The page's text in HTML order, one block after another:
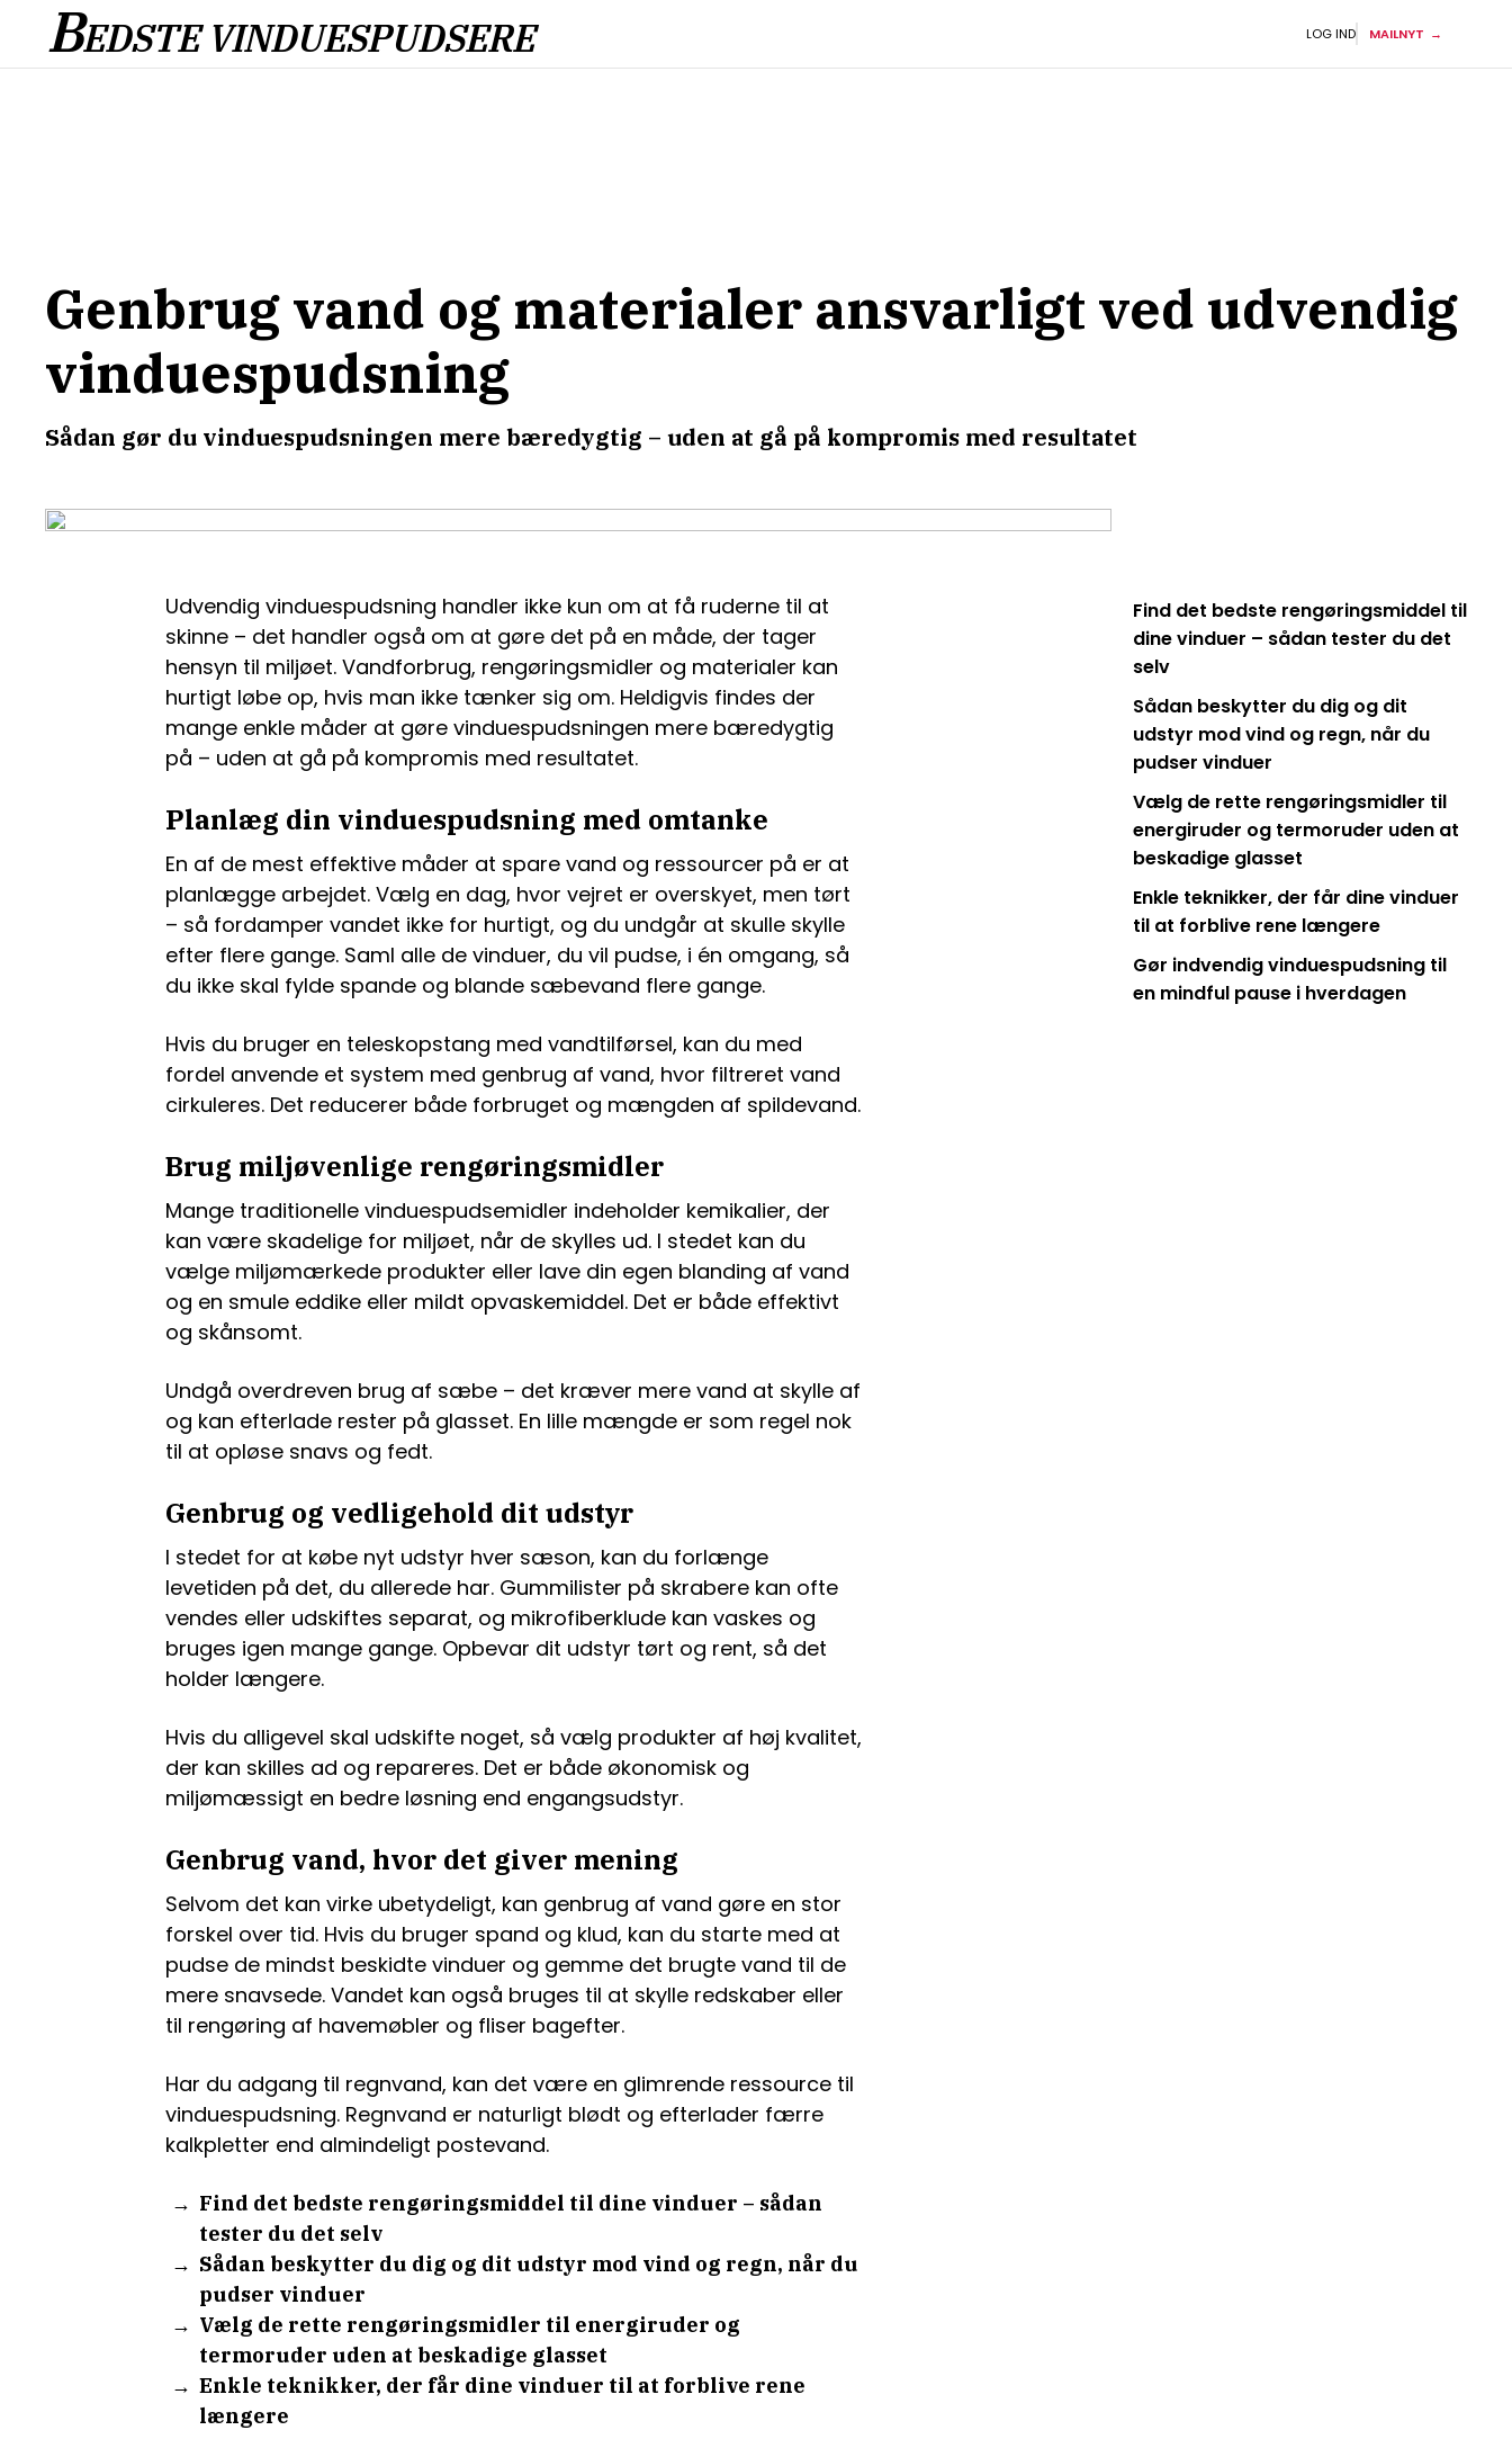
BEDSTE VINDUESPUDSERE LOG IND MAILNYT
Genbrug vand og materialer ansvarligt ved udvendig
vinduespudsning
Sådan gør du vinduespudsningen mere bæredygtig – uden at gå på kompromis med resultatet
Udvendig vinduespudsning handler ikke kun om at få ruderne til at
skinne – det handler også om at gøre det på en måde, der tager
hensyn til miljøet. Vandforbrug, rengøringsmidler og materialer kan
hurtigt løbe op, hvis man ikke tænker sig om. Heldigvis findes der
mange enkle måder at gøre vinduespudsningen mere bæredygtig
på – uden at gå på kompromis med resultatet.
Planlæg din vinduespudsning med omtanke
En af de mest effektive måder at spare vand og ressourcer på er at
planlægge arbejdet. Vælg en dag, hvor vejret er overskyet, men tørt
– så fordamper vandet ikke for hurtigt, og du undgår at skulle skylle
efter flere gange. Saml alle de vinduer, du vil pudse, i én omgang, så
du ikke skal fylde spande og blande sæbevand flere gange.
Hvis du bruger en teleskopstang med vandtilførsel, kan du med
fordel anvende et system med genbrug af vand, hvor filtreret vand
cirkuleres. Det reducerer både forbruget og mængden af spildevand.
Brug miljøvenlige rengøringsmidler
Mange traditionelle vinduespudsemidler indeholder kemikalier, der
kan være skadelige for miljøet, når de skylles ud. I stedet kan du
vælge miljømærkede produkter eller lave din egen blanding af vand
og en smule eddike eller mildt opvaskemiddel. Det er både effektivt
og skånsomt.
Undgå overdreven brug af sæbe – det kræver mere vand at skylle af
og kan efterlade rester på glasset. En lille mængde er som regel nok
til at opløse snavs og fedt.
Genbrug og vedligehold dit udstyr
I stedet for at købe nyt udstyr hver sæson, kan du forlænge
levetiden på det, du allerede har. Gummilister på skrabere kan ofte
vendes eller udskiftes separat, og mikrofiberklude kan vaskes og
bruges igen mange gange. Opbevar dit udstyr tørt og rent, så det
holder længere.
Hvis du alligevel skal udskifte noget, så vælg produkter af høj kvalitet,
der kan skilles ad og repareres. Det er både økonomisk og
miljømæssigt en bedre løsning end engangsudstyr.
Genbrug vand, hvor det giver mening
Selvom det kan virke ubetydeligt, kan genbrug af vand gøre en stor
forskel over tid. Hvis du bruger spand og klud, kan du starte med at
pudse de mindst beskidte vinduer og gemme det brugte vand til de
mere snavsede. Vandet kan også bruges til at skylle redskaber eller
til rengøring af havemøbler og fliser bagefter.
Har du adgang til regnvand, kan det være en glimrende ressource til
vinduespudsning. Regnvand er naturligt blødt og efterlader færre
kalkpletter end almindeligt postevand.
Find det bedste rengøringsmiddel til dine vinduer – sådan
tester du det selv
Sådan beskytter du dig og dit udstyr mod vind og regn, når du
pudser vinduer
Vælg de rette rengøringsmidler til energiruder og
termoruder uden at beskadige glasset
Enkle teknikker, der får dine vinduer til at forblive rene
længere
Find det bedste rengøringsmiddel til
dine vinduer – sådan tester du det
selv
Sådan beskytter du dig og dit
udstyr mod vind og regn, når du
pudser vinduer
Vælg de rette rengøringsmidler til
energiruder og termoruder uden at
beskadige glasset
Enkle teknikker, der får dine vinduer
til at forblive rene længere
Gør indvendig vinduespudsning til
en mindful pause i hverdagen